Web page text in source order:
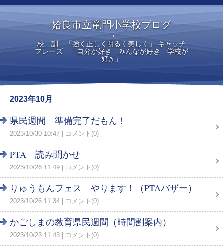
姶良市立竜門小学校ブログ
校 訓 「強く正しく明るく美しく」 キャッチ
フレーズ 「自分が好き みんなが好き 学校が
好き」
2023年10月
県民週間 準備完了だもん！
2023/10/30 10:47 コメント(0)
PTA 読み聞かせ
2023/10/26 11:49 コメント(0)
りゅうもんフェス やります！（PTAバザー）
2023/10/26 11:34 コメント(0)
かごしまの教育県民週間（時間割案内）
2023/10/23 11:43 コメント(0)